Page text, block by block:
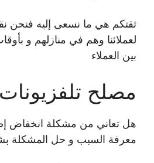
ثقتكم هي ما نسعى إليه فنحن
لعملائنا وهم في منازلهم و
بين العملاء
مصلح تلفزيونات
هل تعاني من مشكلة انخفاض
معرفة السبب و حل المشكلة